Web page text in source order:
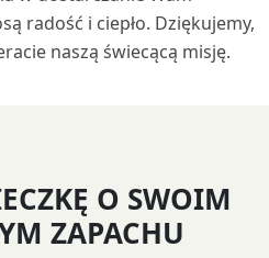
radość i ciepło. Dziękujemy,
naszą świecącą misję.
O SWOIM
ZAPACHU